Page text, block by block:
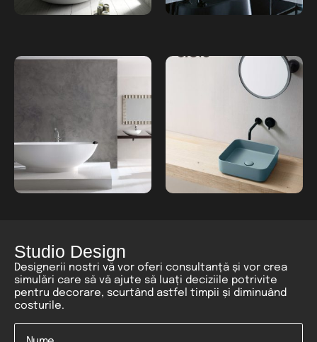
Studio Design
Designerii nostri vă vor oferi consultanță și vor crea
simulări care să vă ajute să luați deciziile potrivite
pentru decorare, scurtând astfel timpii și diminuând
costurile.
Nume